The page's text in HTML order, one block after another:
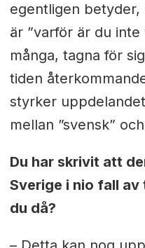
egentligen betyder,
är ”varför är du inte
många, tagna för
tiden
styrker uppdelandet
mellan ”svensk”
Du har skrivit att
Sverige i nio fall av
du då?